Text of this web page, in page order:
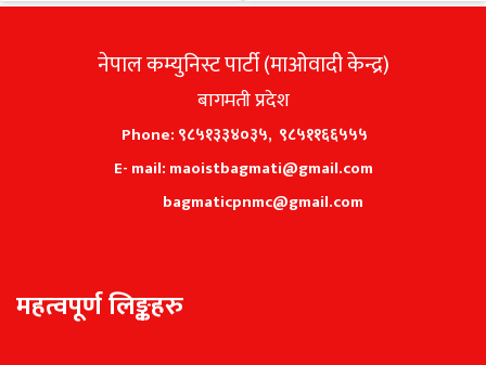
नेपाल कम्युनिस्ट पार्टी (माओवादी केन्द्र)
बागमती प्रदेश
Phone: ९८५१३३४०३५, ९८५११६६५५५
E- mail: maoistbagmati@gmail.com
bagmaticpnmc@gmail.com
महत्वपूर्ण लिङ्कहरु